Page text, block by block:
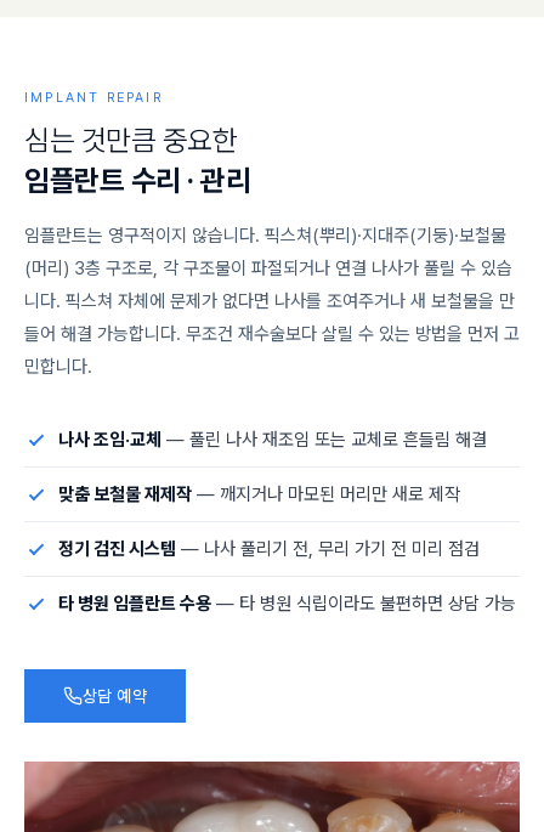
IMPLANT REPAIR
심는 것만큼 중요한
임플란트 수리 · 관리
임플란트는 영구적이지 않습니다. 픽스쳐(뿌리)·지대주(기둥)·보철물
(머리) 3층 구조로, 각 구조물이 파절되거나 연결 나사가 풀릴 수 있습
니다. 픽스쳐 자체에 문제가 없다면 나사를 조여주거나 새 보철물을 만
들어 해결 가능합니다. 무조건 재수술보다 살릴 수 있는 방법을 먼저 고
민합니다.
나사 조임·교체 — 풀린 나사 재조임 또는 교체로 흔들림 해결
맞춤 보철물 재제작 — 깨지거나 마모된 머리만 새로 제작
정기 검진 시스템 — 나사 풀리기 전, 무리 가기 전 미리 점검
타 병원 임플란트 수용 — 타 병원 식립이라도 불편하면 상담 가능
상담 예약